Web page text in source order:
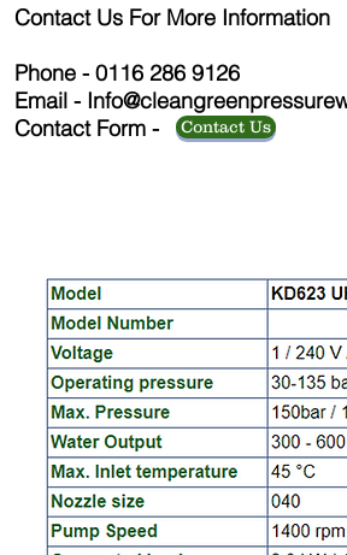
Contact Us For More Information
Phone - 0116 286 9126
Email -
Contact Form -
Contact Us